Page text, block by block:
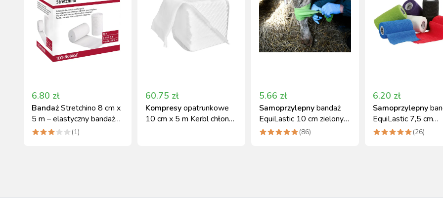
6.80 zł
BandażStretchino 8 cm x
5 m – elastyczny bandaż
krótkoterminowy Kerbl
(1)
60.75 zł
Kompresyopatrunkowe
10 cm x 5 m Kerbl chłonne
5.66 zł
Samoprzylepnybandaż
EquiLastic 10 cm zielony
Kerbl
(86)
6.20 zł
Samoprzylepny
EquiLastic 7,5 cm
fioletowy Kerbl
(26)